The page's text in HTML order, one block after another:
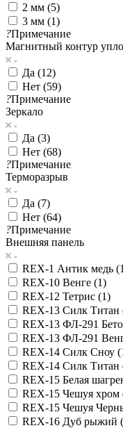
2 мм (5)
3 мм (1)
?Примечание
Магнитный контур
Да (12)
Нет (59)
?Примечание
Зеркало
Да (3)
Нет (68)
?Примечание
Терморазрыв
Да (7)
Нет (64)
?Примечание
Внешняя панель
REX-1 Антик медь (1
REX-10 Венге (1)
REX-12 Тетрис (1)
REX-13 Силк Титан
REX-13 ФЛ-291
REX-13 ФЛ-291
REX-14 Силк Сноу (
REX-14 Силк Титан
REX-15 Белая
REX-15 Чешуя хром
REX-15 Чешуя
REX-16 Дуб рыжий (